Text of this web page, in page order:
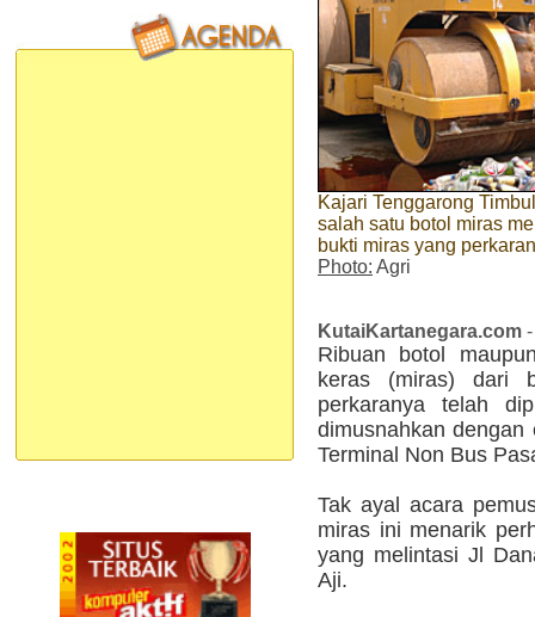
Kajari Tenggarong
salah satu botol miras
bukti miras yang
Photo: Agri
KutaiKartanegara.com
Ribuan botol
keras (miras) dari
perkaranya telah
dimusnahkan
Terminal Non Bus
Tak ayal acara
miras ini menarik
yang melintasi Jl
Aji.